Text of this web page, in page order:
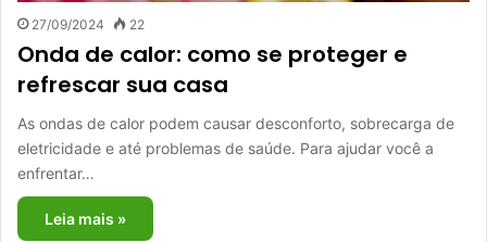
27/09/2024 22
Onda de calor: como se proteger e
refrescar sua casa
As ondas de calor podem causar desconforto, sobrecarga de
eletricidade e até problemas de saúde. Para ajudar você a
enfrentar…
Leia mais »